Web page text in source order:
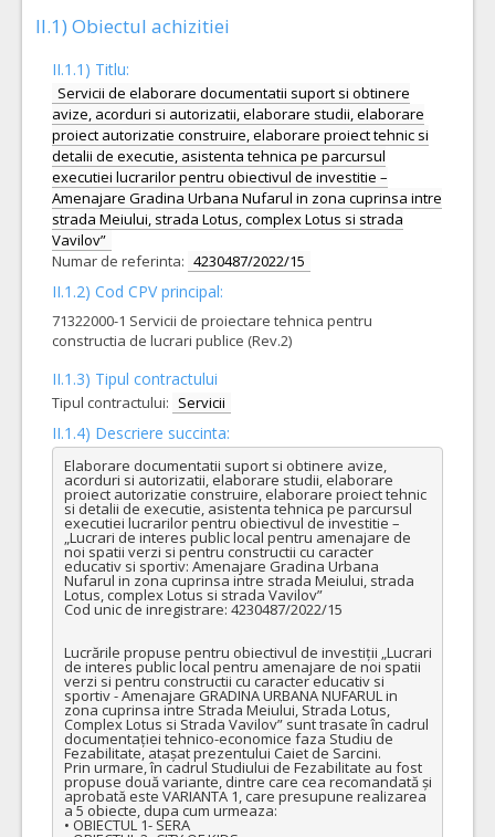
II.1) Obiectul achizitiei
II.1.1) Titlu:
Servicii de elaborare documentatii suport si obtinere
avize, acorduri si autorizatii, elaborare studii, elaborare
proiect autorizatie construire, elaborare proiect tehnic si
detalii de executie, asistenta tehnica pe parcursul
executiei lucrarilor pentru obiectivul de investitie –
Amenajare Gradina Urbana Nufarul in zona cuprinsa intre
strada Meiului, strada Lotus, complex Lotus si strada
Vavilov”
Numar de referinta: 4230487/2022/15
II.1.2) Cod CPV principal:
71322000-1 Servicii de proiectare tehnica pentru
constructia de lucrari publice (Rev.2)
II.1.3) Tipul contractului
Tipul contractului: Servicii
II.1.4) Descriere succinta:
Elaborare documentatii suport si obtinere avize,
acorduri si autorizatii, elaborare studii, elaborare
proiect autorizatie construire, elaborare proiect tehnic
si detalii de executie, asistenta tehnica pe parcursul
executiei lucrarilor pentru obiectivul de investitie –
„Lucrari de interes public local pentru amenajare de
noi spatii verzi si pentru constructii cu caracter
educativ si sportiv: Amenajare Gradina Urbana
Nufarul in zona cuprinsa intre strada Meiului, strada
Lotus, complex Lotus si strada Vavilov”
Cod unic de inregistrare: 4230487/2022/15
Lucrările propuse pentru obiectivul de investiții „Lucrari
de interes public local pentru amenajare de noi spatii
verzi si pentru constructii cu caracter educativ si
sportiv - Amenajare GRADINA URBANA NUFARUL in
zona cuprinsa intre Strada Meiului, Strada Lotus,
Complex Lotus si Strada Vavilov” sunt trasate în cadrul
documentației tehnico-economice faza Studiu de
Fezabilitate, atașat prezentului Caiet de Sarcini.
Prin urmare, în cadrul Studiului de Fezabilitate au fost
propuse două variante, dintre care cea recomandată și
aprobată este VARIANTA 1, care presupune realizarea
a 5 obiecte, dupa cum urmeaza:
• OBIECTUL 1- SERA